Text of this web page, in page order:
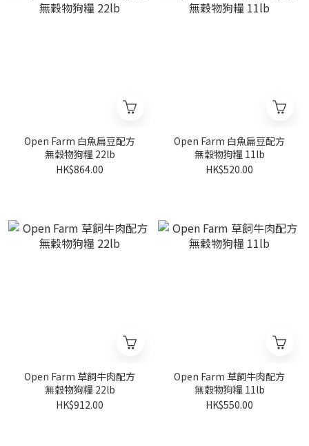
Open Farm 白魚扁豆配方
無穀物狗糧 22lb
HK$864.00
Open Farm 白魚扁豆配方
無穀物狗糧 11lb
HK$520.00
Open Farm 草飼牛肉配方
無穀物狗糧 22lb
HK$912.00
Open Farm 草飼牛肉配方
無穀物狗糧 11lb
HK$550.00